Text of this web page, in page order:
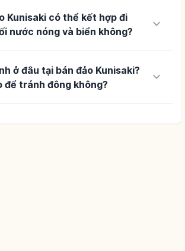
Kunisaki có thể kết hợp đi
nước nóng và biển không?
keyboard_arrow_down
ở đâu tại bán đảo Kunisaki?
để tránh đông không?
keyboard_arrow_down